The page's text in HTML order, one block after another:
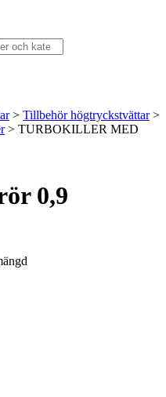
> Tillbehör högtryckstvättar>
> TURBOKILLER MED
0,9